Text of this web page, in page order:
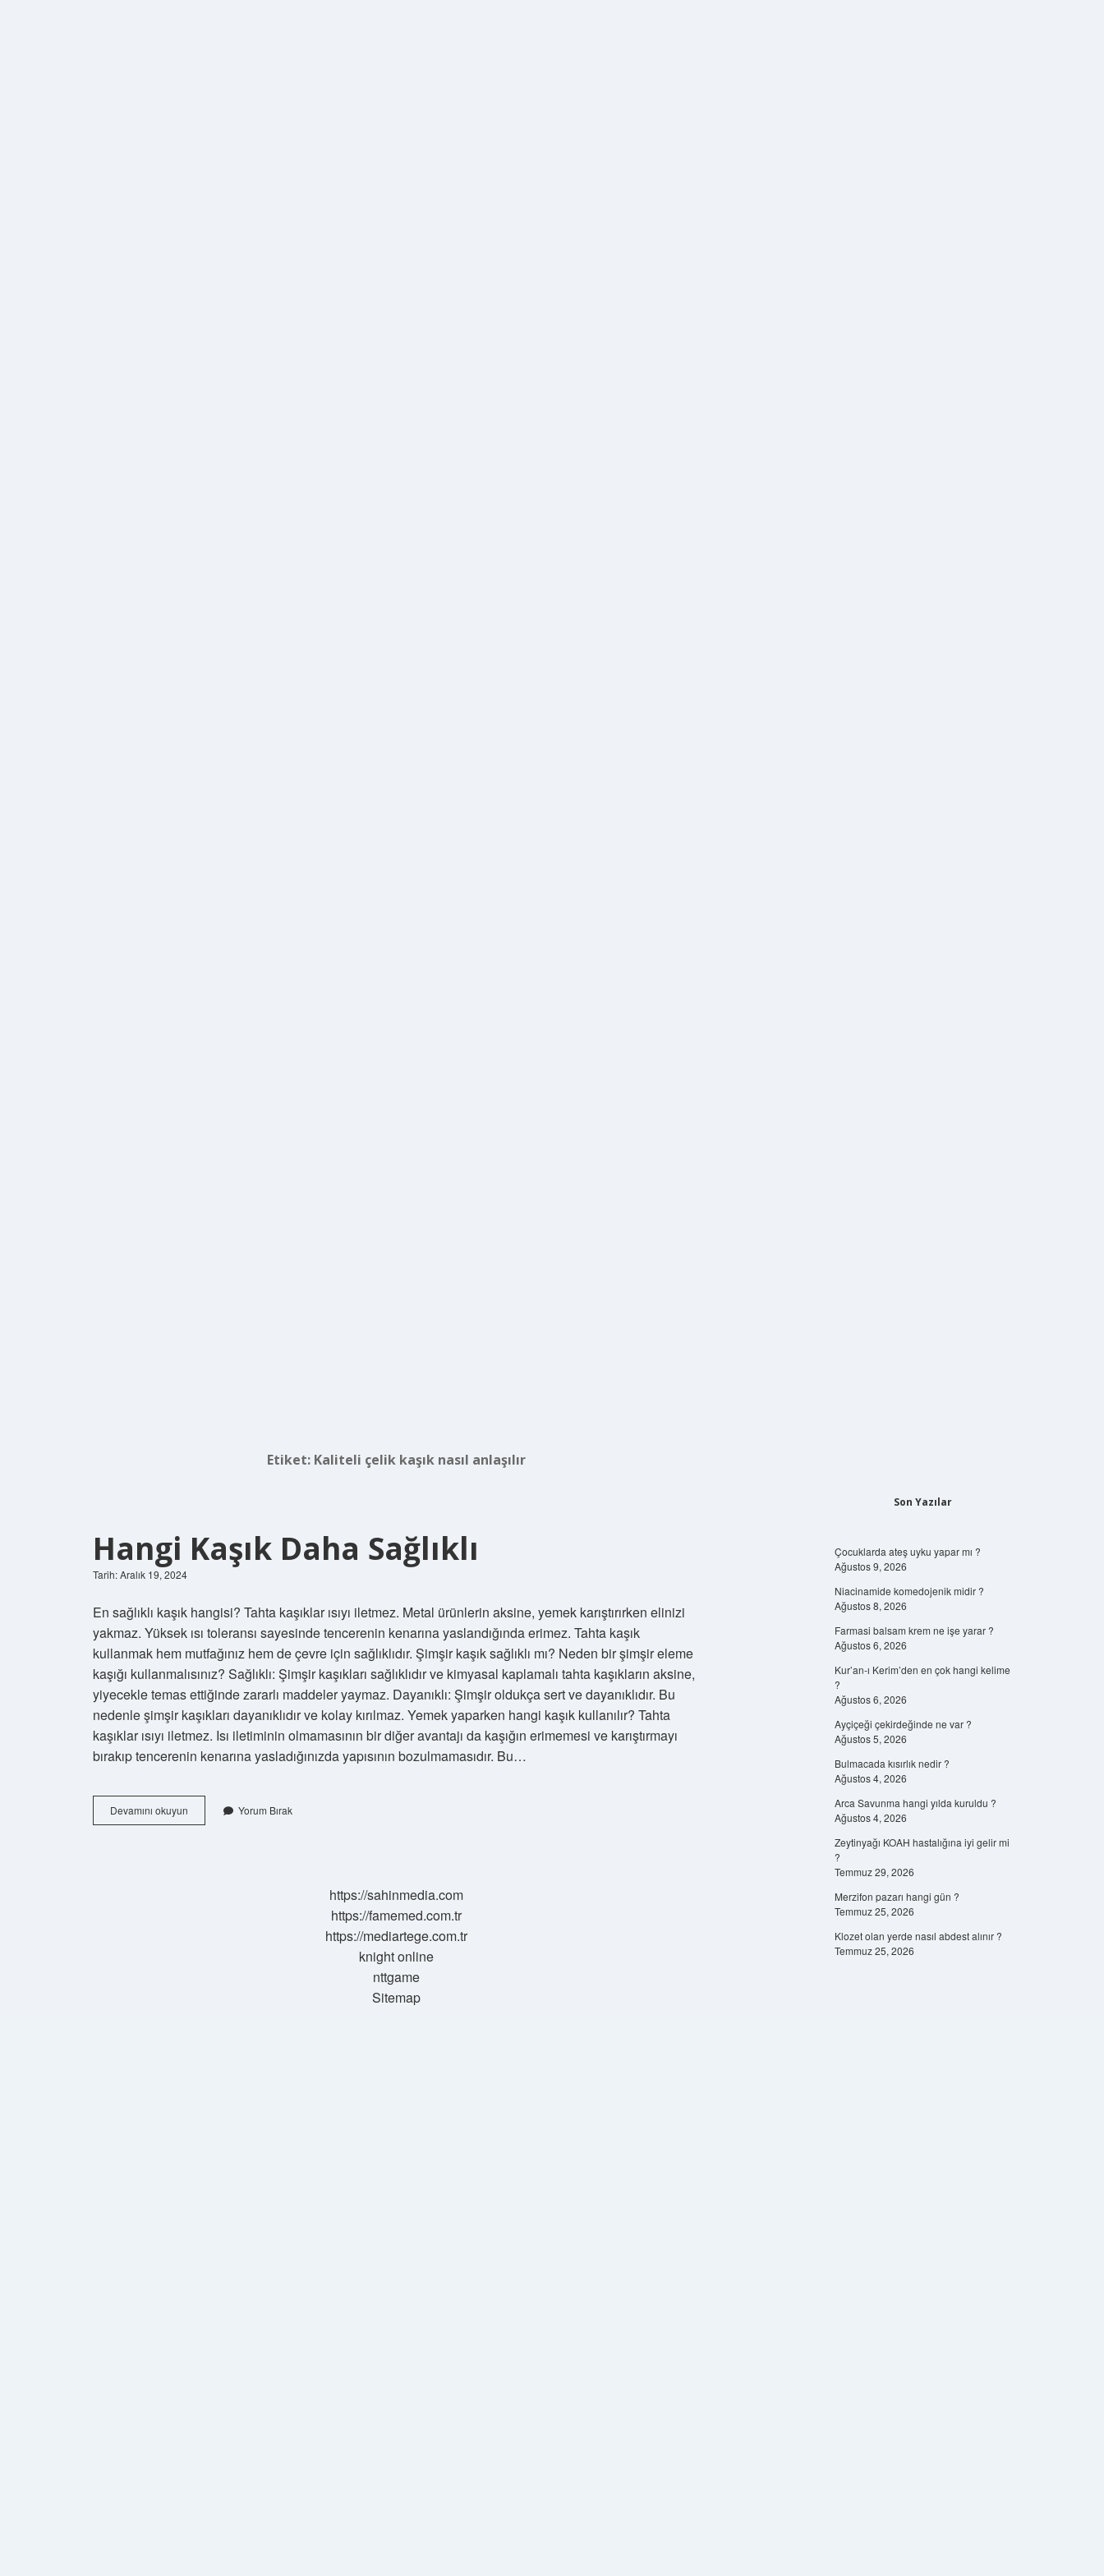
Etiket: Kaliteli çelik kaşık nasıl anlaşılır
Hangi Kaşık Daha Sağlıklı
Tarih: Aralık 19, 2024
En sağlıklı kaşık hangisi? Tahta kaşıklar ısıyı iletmez. Metal ürünlerin aksine, yemek karıştırırken elinizi
yakmaz. Yüksek ısı toleransı sayesinde tencerenin kenarına yaslandığında erimez. Tahta kaşık
kullanmak hem mutfağınız hem de çevre için sağlıklıdır. Şimşir kaşık sağlıklı mı? Neden bir şimşir eleme
kaşığı kullanmalısınız? Sağlıklı: Şimşir kaşıkları sağlıklıdır ve kimyasal kaplamalı tahta kaşıkların aksine,
yiyecekle temas ettiğinde zararlı maddeler yaymaz. Dayanıklı: Şimşir oldukça sert ve dayanıklıdır. Bu
nedenle şimşir kaşıkları dayanıklıdır ve kolay kırılmaz. Yemek yaparken hangi kaşık kullanılır? Tahta
kaşıklar ısıyı iletmez. Isı iletiminin olmamasının bir diğer avantajı da kaşığın erimemesi ve karıştırmayı
bırakıp tencerenin kenarına yasladığınızda yapısının bozulmamasıdır. Bu…
Devamını okuyun
Kaşık
Yorum Bırak
https://sahinmedia.com
https://famemed.com.tr
https://mediartege.com.tr
knight online
nttgame
Sitemap
Son Yazılar
Çocuklarda ateş uyku yapar mı ?
Ağustos 9, 2026
Niacinamide komedojenik midir ?
Ağustos 8, 2026
Farmasi balsam krem ne işe yarar ?
Ağustos 6, 2026
Kur’an-ı Kerim’den en çok hangi kelime
?
Ağustos 6, 2026
Ayçiçeği çekirdeğinde ne var ?
Ağustos 5, 2026
Bulmacada kısırlık nedir ?
Ağustos 4, 2026
Arca Savunma hangi yılda kuruldu ?
Ağustos 4, 2026
Zeytinyağı KOAH hastalığına iyi gelir mi
?
Temmuz 29, 2026
Merzifon pazarı hangi gün ?
Temmuz 25, 2026
Klozet olan yerde nasıl abdest alınır ?
Temmuz 25, 2026